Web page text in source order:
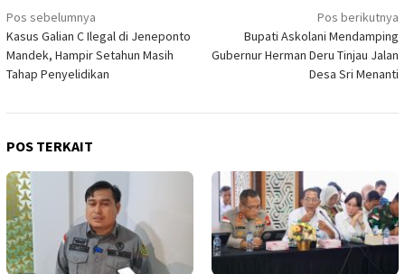
Navigasi
pos
Pos sebelumnya
Kasus Galian C Ilegal di Jeneponto
Mandek, Hampir Setahun Masih
Tahap Penyelidikan
Pos berikutnya
Bupati Askolani Mendamping
Gubernur Herman Deru Tinjau Jalan
Desa Sri Menanti
POS TERKAIT